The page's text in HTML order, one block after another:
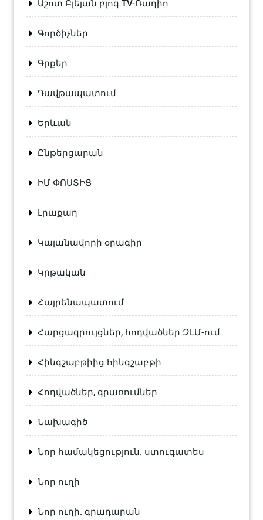
Աշոտ Բլեյան բլոգ TV-Ռադիո
Գործիչներ
Գրքեր
Դավթապատում
Երևան
Ընթերցարան
ԻՄ ՓՈՍՏԻՑ
Լրաքաղ
Կալանավորի օրագիր
Կրթական
Հայրենապատում
Հարցազրույցներ, հոդվածներ ԶԼՄ-ում
Հինգշաբթիից հինգշաբթի
Հոդվածներ, գրառումներ
Նախագիծ
Նոր համակեցություն. ստուգատես
Նոր ուղի
Նոր ուղի. գրադարան